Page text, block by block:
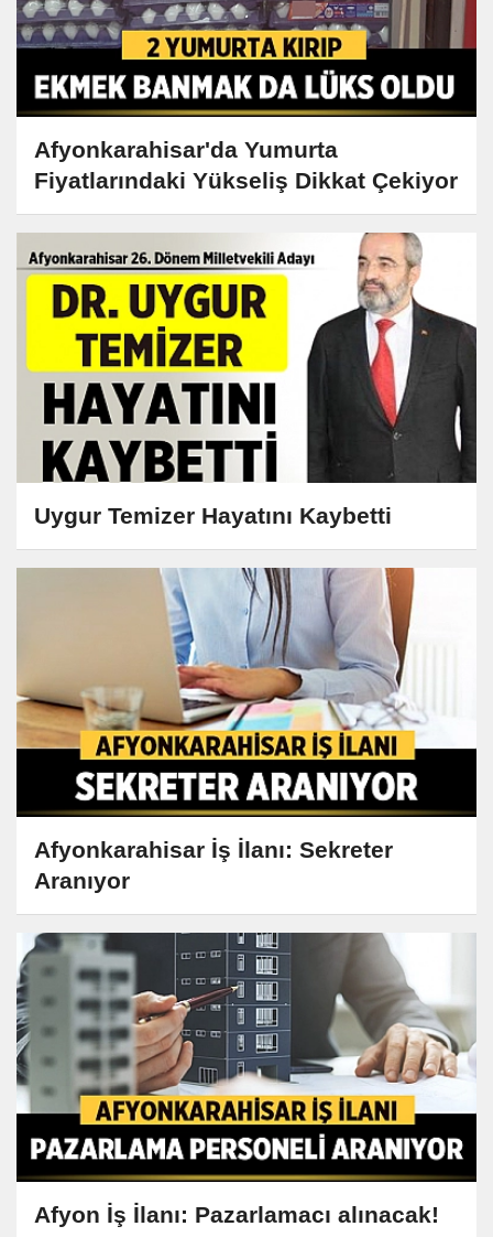
Afyonkarahisar'da Yumurta
Fiyatlarındaki Yükseliş Dikkat Çekiyor
Uygur Temizer Hayatını Kaybetti
Afyonkarahisar İş İlanı: Sekreter
Aranıyor
Afyon İş İlanı: Pazarlamacı alınacak!